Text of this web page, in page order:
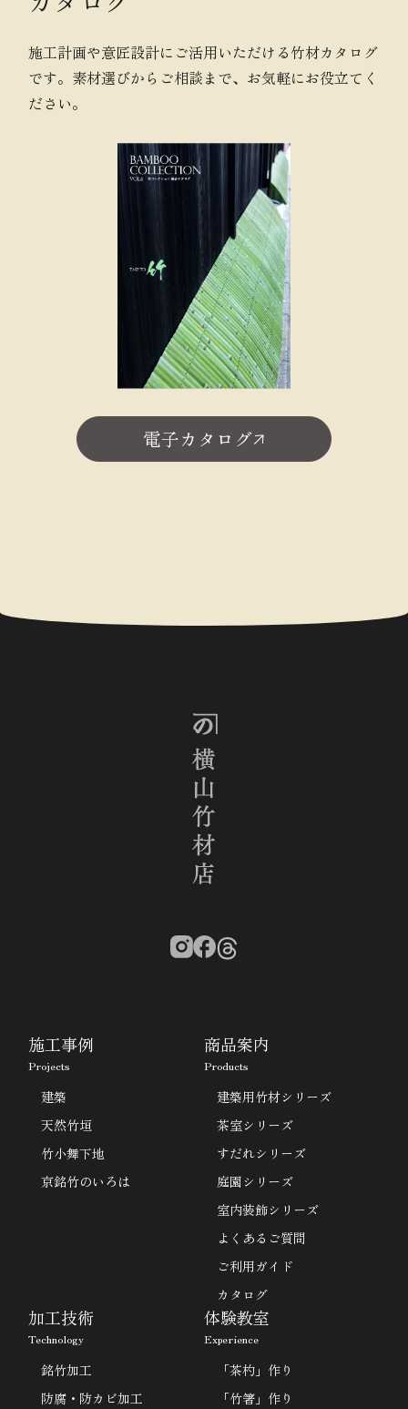
施工計画や意匠設計にご活用いただける竹材カタログ
です。素材選びからご相談まで、お気軽にお役立てく
ださい。
電子カタログ
施工事例
Projects
建築
天然竹垣
竹小舞下地
京銘竹のいろは
商品案内
Products
建築用竹材シリーズ
茶室シリーズ
すだれシリーズ
庭園シリーズ
室内装飾シリーズ
よくあるご質問
ご利用ガイド
カタログ
加工技術
Technology
銘竹加工
防腐・防カビ加工
体験教室
Experience
「茶杓」作り
「竹箸」作り